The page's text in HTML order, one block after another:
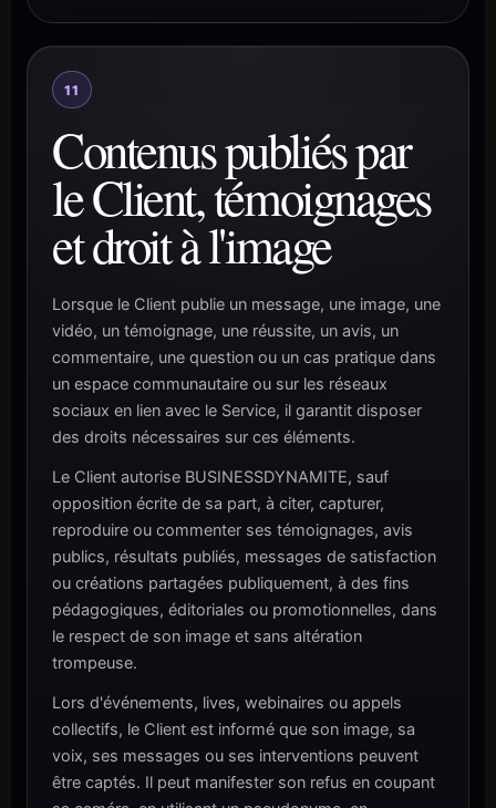
11
Contenus publiés par
le Client, témoignages
et droit à l'image
Lorsque le Client publie un message, une image, une
vidéo, un témoignage, une réussite, un avis, un
commentaire, une question ou un cas pratique dans
un espace communautaire ou sur les réseaux
sociaux en lien avec le Service, il garantit disposer
des droits nécessaires sur ces éléments.
Le Client autorise BUSINESSDYNAMITE, sauf
opposition écrite de sa part, à citer, capturer,
reproduire ou commenter ses témoignages, avis
publics, résultats publiés, messages de satisfaction
ou créations partagées publiquement, à des fins
pédagogiques, éditoriales ou promotionnelles, dans
le respect de son image et sans altération
trompeuse.
Lors d'événements, lives, webinaires ou appels
collectifs, le Client est informé que son image, sa
voix, ses messages ou ses interventions peuvent
être captés. Il peut manifester son refus en coupant